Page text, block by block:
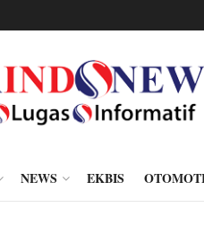
NEWS EKBIS